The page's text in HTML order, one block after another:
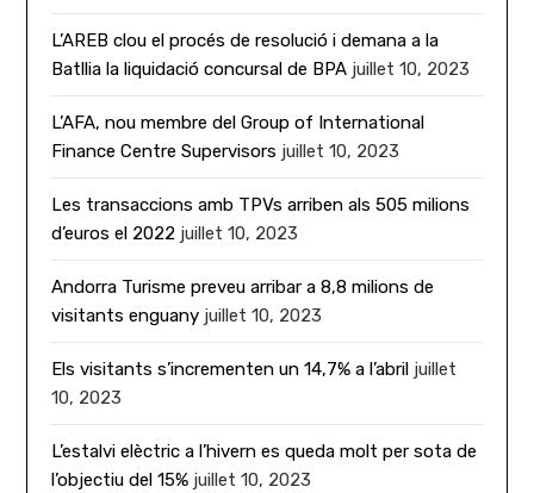
L’AREB clou el procés de resolució i demana a la
Batllia la liquidació concursal de BPA juillet 10, 2023
L’AFA, nou membre del Group of International
Finance Centre Supervisors juillet 10, 2023
Les transaccions amb TPVs arriben als 505 milions
d’euros el 2022 juillet 10, 2023
Andorra Turisme preveu arribar a 8,8 milions de
visitants enguany juillet 10, 2023
Els visitants s’incrementen un 14,7% a l’abril juillet
10, 2023
L’estalvi elèctric a l’hivern es queda molt per sota de
l’objectiu del 15% juillet 10, 2023